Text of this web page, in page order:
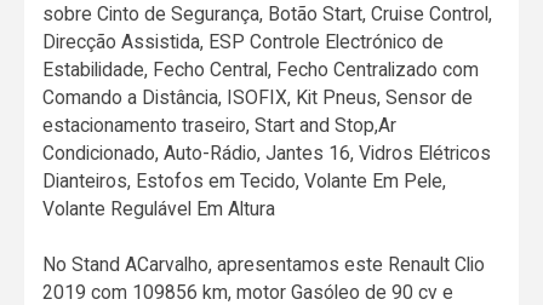
sobre Cinto de Segurança, Botão Start, Cruise Control,
Direcção Assistida, ESP Controle Electrónico de
Estabilidade, Fecho Central, Fecho Centralizado com
Comando a Distância, ISOFIX, Kit Pneus, Sensor de
estacionamento traseiro, Start and Stop,Ar
Condicionado, Auto-Rádio, Jantes 16, Vidros Elétricos
Dianteiros, Estofos em Tecido, Volante Em Pele,
Volante Regulável Em Altura
No Stand ACarvalho, apresentamos este Renault Clio
2019 com 109856 km, motor Gasóleo de 90 cv e